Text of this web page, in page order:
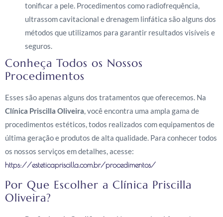
tonificar a pele. Procedimentos como radiofrequência,
ultrassom cavitacional e drenagem linfática são alguns dos
métodos que utilizamos para garantir resultados visíveis e
seguros.
Conheça Todos os Nossos
Procedimentos
Esses são apenas alguns dos tratamentos que oferecemos. Na
Clínica Priscilla Oliveira, você encontra uma ampla gama de
procedimentos estéticos, todos realizados com equipamentos de
última geração e produtos de alta qualidade. Para conhecer todos
os nossos serviços em detalhes, acesse:
https://esteticapriscilla.com.br/procedimentos/
Por Que Escolher a Clínica Priscilla
Oliveira?